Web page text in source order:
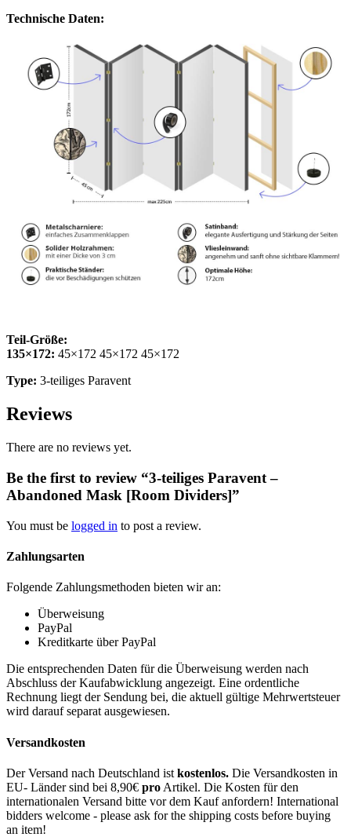
Technische Daten:
Teil-Größe:
135×172: 45×172 45×172 45×172
Type: 3-teiliges Paravent
Reviews
There are no reviews yet.
Be the first to review “3-teiliges Paravent –
Abandoned Mask [Room Dividers]”
You must be logged in to post a review.
Zahlungsarten
Folgende Zahlungsmethoden bieten wir an:
Überweisung
PayPal
Kreditkarte über PayPal
Die entsprechenden Daten für die Überweisung werden nach
Abschluss der Kaufabwicklung angezeigt. Eine ordentliche
Rechnung liegt der Sendung bei, die aktuell gültige Mehrwertsteuer
wird darauf separat ausgewiesen.
Versandkosten
Der Versand nach Deutschland ist kostenlos. Die Versandkosten in
EU- Länder sind bei 8,90€ pro Artikel. Die Kosten für den
internationalen Versand bitte vor dem Kauf anfordern! International
bidders welcome - please ask for the shipping costs before buying
an item!